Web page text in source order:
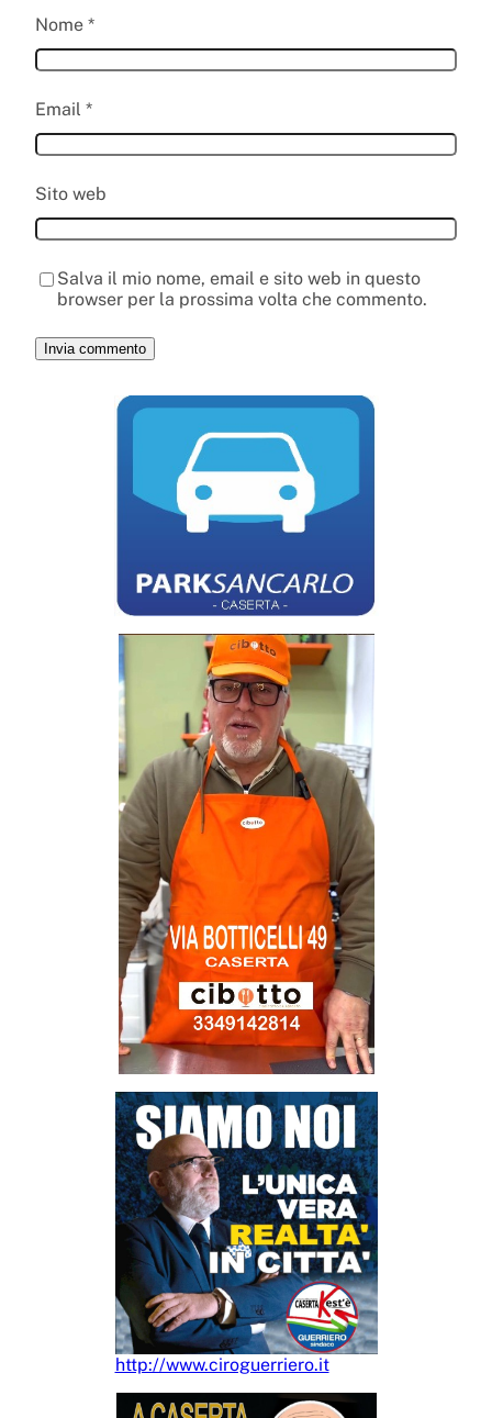
Nome *
Email *
Sito web
Salva il mio nome, email e sito web in questo
browser per la prossima volta che commento.
http://www.ciroguerriero.it